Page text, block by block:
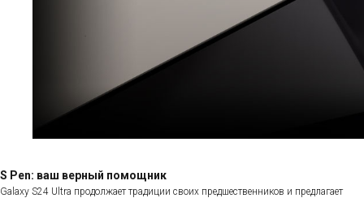
S Pen: ваш верный помощник
Galaxy S24 Ultra продолжает традиции своих предшественников и предлагает